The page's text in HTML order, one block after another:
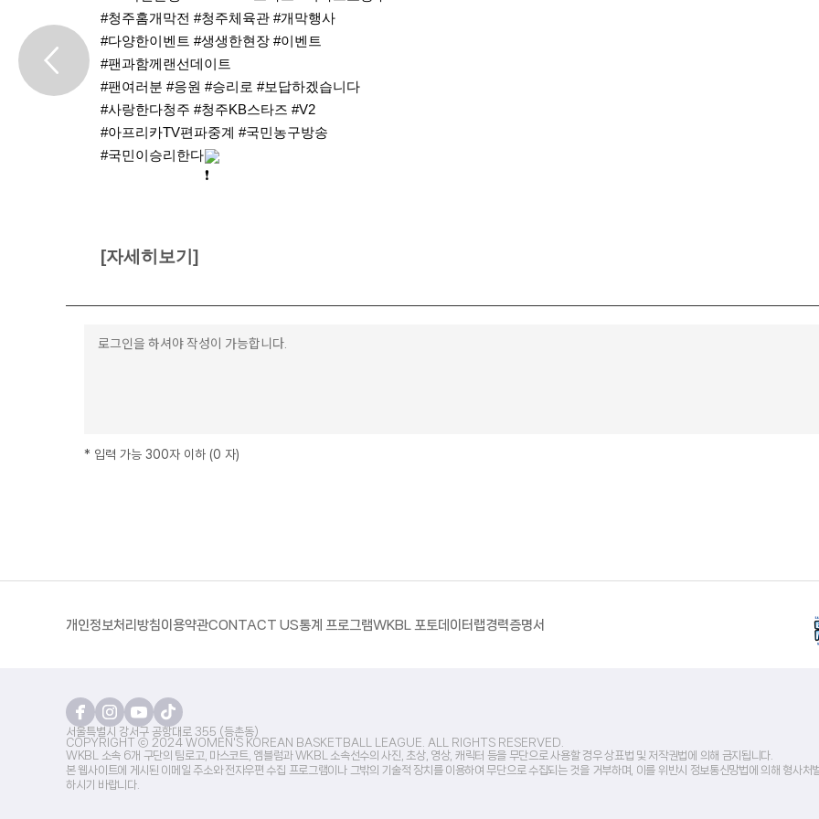
#청주홈개막전 #청주체육관 #개막행사
#다양한이벤트 #생생한현장 #이벤트
#팬과함께랜선데이트
#팬여러분 #응원 #승리로 #보답하겠습니다
#사랑한다청주 #청주KB스타즈 #V2
#아프리카TV편파중계 #국민농구방송
#국민이승리한다
[자세히보기]
* 입력 가능 300자 이하 (0 자)
개인정보처리방침이용약관CONTACT US통계 프로그램WKBL 포토데이터랩경력증명서
서울특별시 강서구 공항대로 355 (등촌동)
COPYRIGHT ⓒ 2024 WOMEN'S KOREAN BASKETBALL LEAGUE. ALL RIGHTS RESERVED.
WKBL 소속 6개 구단의 팀로고, 마스코트, 엠블럼과 WKBL 소속선수의 사진, 초상, 영상, 캐릭터 등을 무단으로 사용할 경우 상표법 및 저작권법에 의해 금지됩니다.
본 웹사이트에 게시된 이메일 주소와 전자우편 수집 프로그램이나 그밖의 기술적 장치를 이용하여 무단으로 수집되는 것을 거부하며, 이를 위반시 정보통신망법에 의해 형사처
하시기 바랍니다.